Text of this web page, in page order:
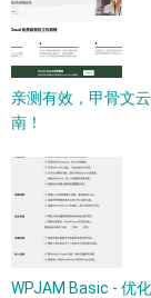
亲测有效，甲骨文
南！
WPJAM Basic - 优